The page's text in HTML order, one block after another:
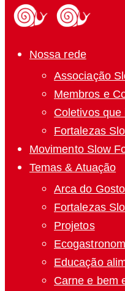
Nossa rede
Associação
Membros e
Coletivos que
Fortalezas
Movimento Slow
Temas & Atuação
Arca do Gosto
Fortalezas
Projetos
Educação
Carne e bem